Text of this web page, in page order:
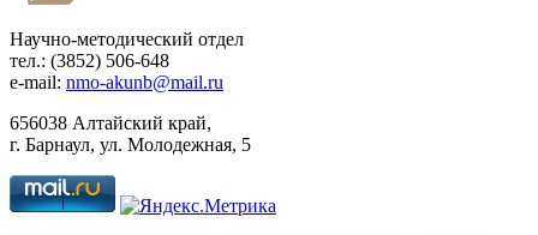
Научно-методический отдел
тел.: (3852) 506-648
e-mail: nmo-akunb@mail.ru
656038 Алтайский край,
г. Барнаул, ул. Молодежная, 5